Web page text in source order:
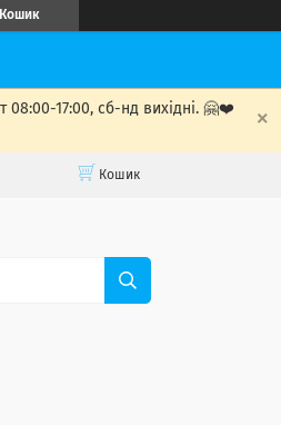
Кошик
17:00, сб-нд вихідні. 🤗❤️
Кошик